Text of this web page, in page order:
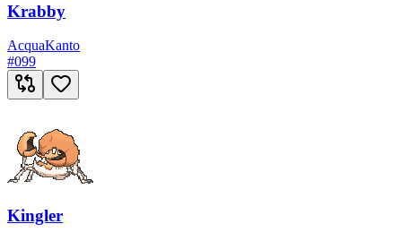
Krabby
AcquaKanto
#099
Kingler